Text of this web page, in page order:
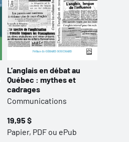
L’anglais en débat au
Québec : mythes et
cadrages
Communications
19,95 $
Papier, PDF ou ePub